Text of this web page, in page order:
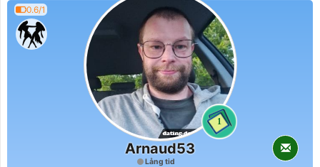
0.6/1
1
Arnaud53
Lång tid